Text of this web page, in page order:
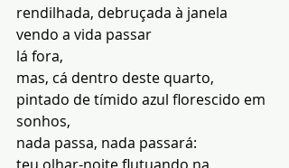
rendilhada, debruçada à janela
vendo a vida passar
lá fora,
mas, cá dentro deste quarto,
pintado de tímido azul florescido em
sonhos,
nada passa, nada passará: